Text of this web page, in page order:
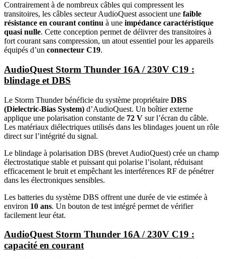
Contrairement à de nombreux câbles qui compressent les
transitoires, les câbles secteur AudioQuest associent une faible
résistance en courant continu à une impédance caractéristique
quasi nulle. Cette conception permet de délivrer des transitoires à
fort courant sans compression, un atout essentiel pour les appareils
équipés d’un connecteur C19.
AudioQuest Storm Thunder 16A / 230V C19 :
blindage et DBS
Le Storm Thunder bénéficie du système propriétaire DBS
(Dielectric-Bias System) d’AudioQuest. Un boîtier externe
applique une polarisation constante de 72 V sur l’écran du câble.
Les matériaux diélectriques utilisés dans les blindages jouent un rôle
direct sur l’intégrité du signal.
Le blindage à polarisation DBS (brevet AudioQuest) crée un champ
électrostatique stable et puissant qui polarise l’isolant, réduisant
efficacement le bruit et empêchant les interférences RF de pénétrer
dans les électroniques sensibles.
Les batteries du système DBS offrent une durée de vie estimée à
environ 10 ans. Un bouton de test intégré permet de vérifier
facilement leur état.
AudioQuest Storm Thunder 16A / 230V C19 :
capacité en courant